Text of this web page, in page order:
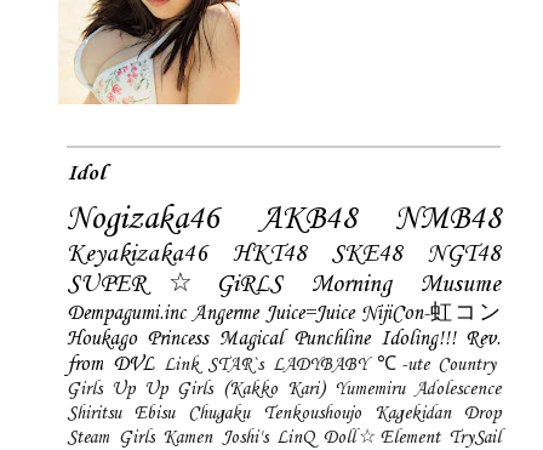
Idol
Nogizaka46 AKB48 NMB48
Keyakizaka46 HKT48 SKE48
NGT48
SUPER☆GiRLS
Morning Musume
Dempagumi.inc Angerme Juice=Juice NijiCon-虹コン
Houkago Princess Magical Punchline Idoling!!! Rev.
from DVL Link STAR`s LADYBABY ℃-ute Country
Girls Up Up Girls (Kakko Kari) Yumemiru Adolescence
Shiritsu Ebisu Chugaku
Tenkoushoujo Kagekidan
Drop
Steam Girls Kamen Joshi's LinQ Doll☆Element TrySail